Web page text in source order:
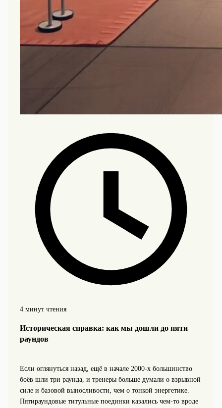
4 минут чтения
Историческая справка: как мы дошли до пяти
раундов
Если оглянуться назад, ещё в начале 2000‑х большинство
боёв шли три раунда, и тренеры больше думали о взрывной
силе и базовой выносливости, чем о тонкой энергетике.
Пятираундовые титульные поединки казались чем‑то вроде